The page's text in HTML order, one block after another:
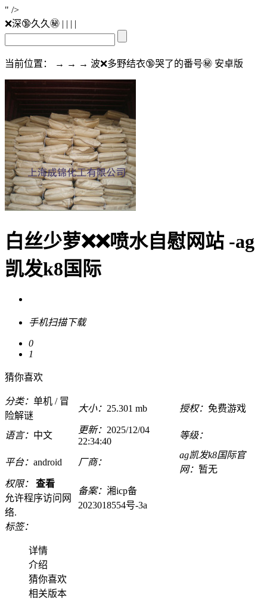
" />
❌深🔞久久㊙️ | | | |
当前位置： → → → 波❌多野结衣🔞哭了的番号㊙️ 安卓版
白丝少萝❌❌喷水自慰网站 -ag
凯发k8国际
手机扫描下载
0
1
猜你喜欢
分类： 单机 / 冒
险解谜
大小： 25.301 mb 授权： 免费游戏
语言： 中文
更新： 2025/12/04
22:34:40
等级：
平台： android 厂商：
ag凯发k8国际官
网： 暂无
权限：
查看
允许程序访问网
络.
备案： 湘icp备
2023018554号-3a
标签：
详情
介绍
猜你喜欢
相关版本